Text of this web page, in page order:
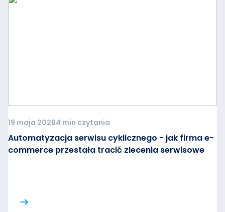
19 maja 20264 min czytania
Automatyzacja serwisu cyklicznego - jak firma e-
commerce przestała tracić zlecenia serwisowe